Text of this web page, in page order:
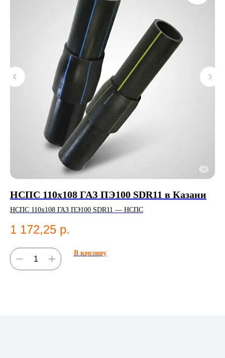
НСПС 110х108 ГАЗ ПЭ100 SDR11 в Казани
НСПС 110х108 ГАЗ ПЭ100 SDR11 — НСПС
1 172,25 р.
В корзину